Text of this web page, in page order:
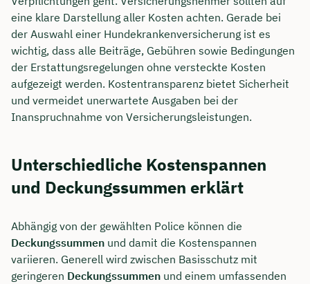
eine klare Darstellung aller Kosten achten. Gerade bei
der Auswahl einer Hundekrankenversicherung ist es
wichtig, dass alle Beiträge, Gebühren sowie Bedingungen
der Erstattungsregelungen ohne versteckte Kosten
aufgezeigt werden. Kostentransparenz bietet Sicherheit
und vermeidet unerwartete Ausgaben bei der
Inanspruchnahme von Versicherungsleistungen.
Unterschiedliche Kostenspannen
und Deckungssummen erklärt
Abhängig von der gewählten Police können die
Deckungssummen und damit die Kostenspannen
variieren. Generell wird zwischen Basisschutz mit
geringeren Deckungssummen und einem umfassenden